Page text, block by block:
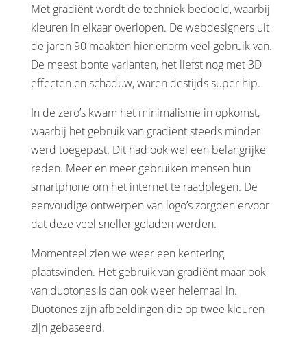
Met gradiënt wordt de techniek bedoeld, waarbij
kleuren in elkaar overlopen. De webdesigners uit
de jaren 90 maakten hier enorm veel gebruik van.
De meest bonte varianten, het liefst nog met 3D
effecten en schaduw, waren destijds super hip.
In de zero’s kwam het minimalisme in opkomst,
waarbij het gebruik van gradiënt steeds minder
werd toegepast. Dit had ook wel een belangrijke
reden. Meer en meer gebruiken mensen hun
smartphone om het internet te raadplegen. De
eenvoudige ontwerpen van logo’s zorgden ervoor
dat deze veel sneller geladen werden.
Momenteel zien we weer een kentering
plaatsvinden. Het gebruik van gradiënt maar ook
van duotones is dan ook weer helemaal in.
Duotones zijn afbeeldingen die op twee kleuren
zijn gebaseerd.